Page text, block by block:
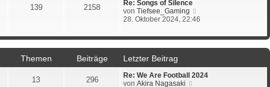
a
g
B
e
r
a
g
t
r
t
r
139 2158
Re: Songs of Silence
von Tiefsee_Gaming
e
e
r
B
28. Oktober 2024, 22:46
Themen Beiträge
Letzter Beitrag
13 296
Re: We Are Football 2024
von Akira Nagasaki